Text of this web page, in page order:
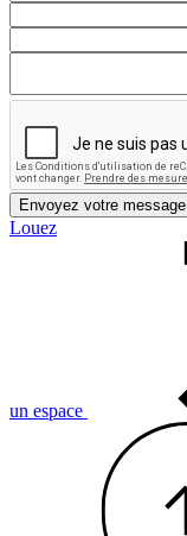
Envoyez votre message
Louez
un espace